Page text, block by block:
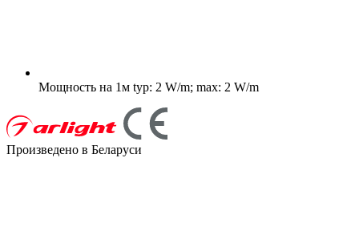
Мощность на 1м typ: 2 W/m; max: 2 W/m
Произведено в Беларуси